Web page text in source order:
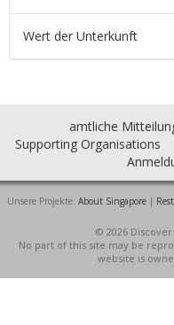
Wert der Unterkunft
amtliche
Supporting Organisations
Unsere Projekte: About Singapore|
© 2026
No part of this site may be
website is